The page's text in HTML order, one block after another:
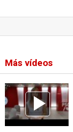
Más vídeos